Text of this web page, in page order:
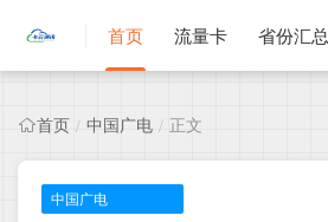
首页 流量卡 省份汇总
首页 / 中国广电 / 正文
中国广电